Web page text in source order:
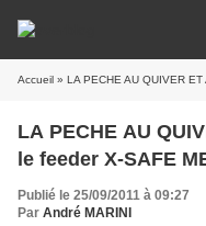
Accueil » LA PECHE AU QUIVER
LA PECHE AU
le feeder X-SAFE
Publié le 25/09/2011 à 09:27
Par André MARINI